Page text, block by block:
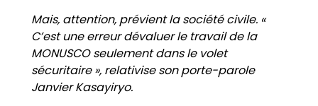
Mais, attention, prévient la société civile. «
C’est une erreur dévaluer le travail de la
MONUSCO seulement dans le volet
sécuritaire », relativise son porte-parole
Janvier Kasayiryo.